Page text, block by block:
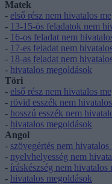
Matek
- első rész nem hivatalos
- 13-15-ös feladatok nem
- 16-os feladat nem
- 17-es feladat nem
- 18-as feladat nem
- hivatalos megoldások
Töri
- első rész nem hivatalos
- rövid esszék nem
- hosszú esszék nem
- hivatalos megoldások
Angol
- szövegértés nem hivatalos
- nyelvhelyesség nem
- íráskészség nem hivatalos
- hivatalos megoldások